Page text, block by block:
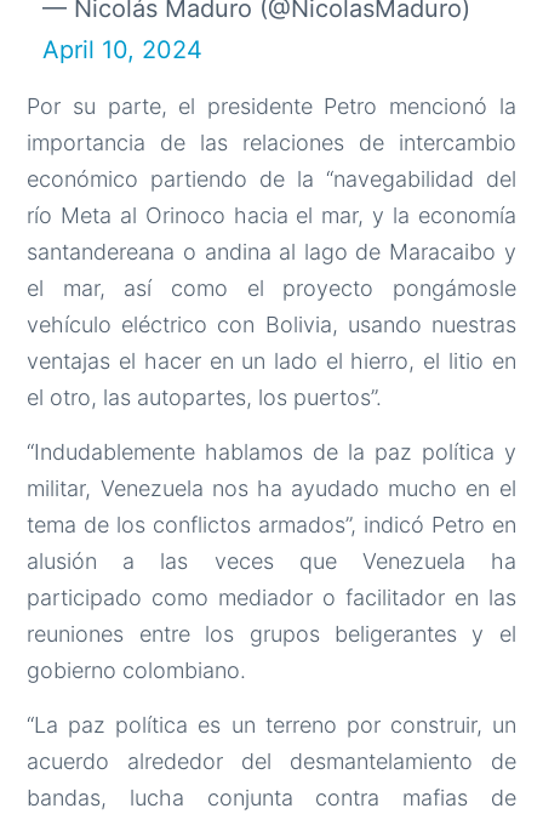
— Nicolás Maduro (@NicolasMaduro)
April 10, 2024
Por su parte, el presidente Petro mencionó la
importancia de las relaciones de intercambio
económico partiendo de la “navegabilidad del
río Meta al Orinoco hacia el mar, y la economía
santandereana o andina al lago de Maracaibo y
el mar, así como el proyecto pongámosle
vehículo eléctrico con Bolivia, usando nuestras
ventajas el hacer en un lado el hierro, el litio en
el otro, las autopartes, los puertos”.
“Indudablemente hablamos de la paz política y
militar, Venezuela nos ha ayudado mucho en el
tema de los conflictos armados”, indicó Petro en
alusión a las veces que Venezuela ha
participado como mediador o facilitador en las
reuniones entre los grupos beligerantes y el
gobierno colombiano.
“La paz política es un terreno por construir, un
acuerdo alrededor del desmantelamiento de
bandas, lucha conjunta contra mafias de